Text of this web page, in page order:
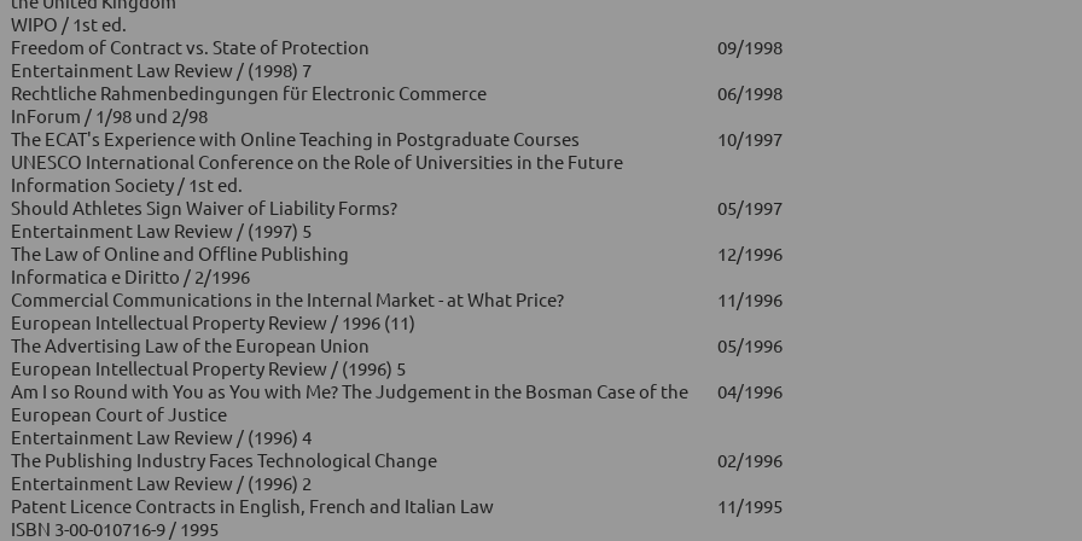
WIPO / 1st ed.
Freedom of Contract vs. State of Protection
Entertainment Law Review / (1998) 7
09/1998
Rechtliche Rahmenbedingungen für Electronic Commerce
InForum / 1/98 und 2/98
06/1998
The ECAT's Experience with Online Teaching in Postgraduate Courses
UNESCO International Conference on the Role of Universities in the Future
Information Society / 1st ed.
10/1997
Should Athletes Sign Waiver of Liability Forms?
Entertainment Law Review / (1997) 5
05/1997
The Law of Online and Offline Publishing
Informatica e Diritto / 2/1996
12/1996
Commercial Communications in the Internal Market - at What Price?
European Intellectual Property Review / 1996 (11)
11/1996
The Advertising Law of the European Union
European Intellectual Property Review / (1996) 5
05/1996
Am I so Round with You as You with Me? The Judgement in the Bosman Case of the
European Court of Justice
Entertainment Law Review / (1996) 4
04/1996
The Publishing Industry Faces Technological Change
Entertainment Law Review / (1996) 2
02/1996
Patent Licence Contracts in English, French and Italian Law
ISBN 3-00-010716-9 / 1995
11/1995